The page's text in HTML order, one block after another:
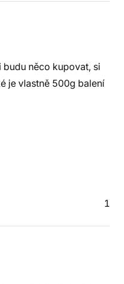
budu něco kupovat, si
je vlastně 500g balení
1